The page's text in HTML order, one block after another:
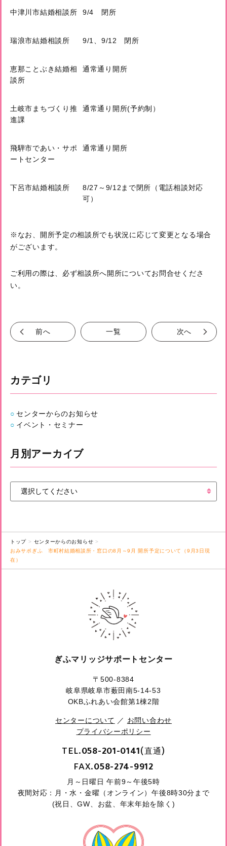
中津川市結婚相談所 9/4 閉所
瑞浪市結婚相談所 9/1、9/12 閉所
恵那ことぶき結婚相
談所
通常通り開所
土岐市まちづくり推
進課
通常通り開所(予約制）
飛騨市であい・サポ
ートセンター
通常通り開所
下呂市結婚相談所
8/27～9/12まで閉所（電話相談対応
可）
※なお、開所予定の相談所でも状況に応じて変更となる場合
がございます。
ご利用の際は、必ず相談所へ開所についてお問合せくださ
い。
前へ 一覧 次へ
カテゴリ
センターからのお知らせ
イベント・セミナー
月別アーカイブ
トップ
センターからのお知らせ
おみサポぎふ 市町村結婚相談所・窓口の8月～9月 開所予定について（9月3日現
在）
ぎふマリッジサポートセンター
〒500-8384
岐阜県岐阜市薮田南5-14-53
OKBふれあい会館第1棟2階
センターについて ／ お問い合わせ
プライバシーポリシー
TEL.058-201-0141(直通)
FAX.058-274-9912
月～日曜日 午前9～午後5時
夜間対応：月・水・金曜（オンライン）午後8時30分まで
(祝日、GW、お盆、年末年始を除く)